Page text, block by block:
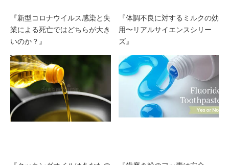
『新型コロナウイルス感染と失
業による死亡ではどちらが大き
いのか？』
『体調不良に対するミルクの効
用〜リアルサイエンスシリー
ズ』